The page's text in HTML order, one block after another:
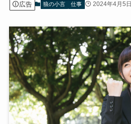
広告 狼の小言 仕事 2024年4月5日